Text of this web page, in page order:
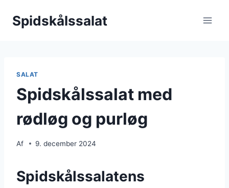
Spidskålssalat
SALAT
Spidskålssalat med
rødløg og purløg
Af 9. december 2024
Spidskålssalatens